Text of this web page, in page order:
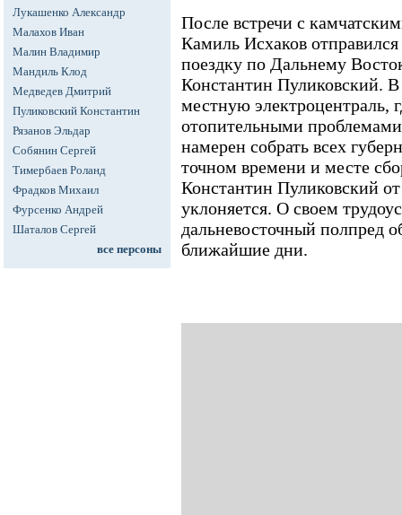
Лукашенко Александр
Малахов Иван
Малин Владимир
Мандиль Клод
Медведев Дмитрий
Пуликовский Константин
Рязанов Эльдар
Собянин Сергей
Тимербаев Роланд
Фрадков Михаил
Фурсенко Андрей
Шаталов Сергей
все персоны
После встречи с
Камиль Исхаков
поездку по Дальнему
Константин Пуликовский.
местную электроцентраль,
отопительными
намерен собрать всех
точном времени и месте
Константин Пуликовский
уклоняется. О своем
дальневосточный полпред
ближайшие дни.